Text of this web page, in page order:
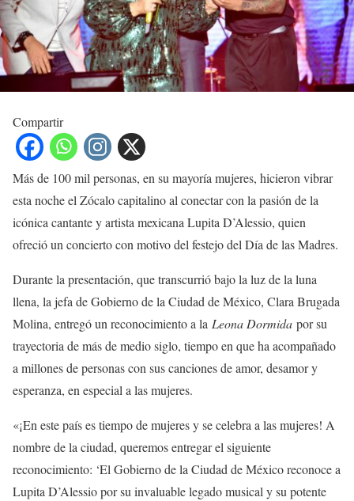
Compartir
Más de 100 mil personas, en su mayoría mujeres, hicieron vibrar
esta noche el Zócalo capitalino al conectar con la pasión de la
icónica cantante y artista mexicana Lupita D’Alessio, quien
ofreció un concierto con motivo del festejo del Día de las Madres.
Durante la presentación, que transcurrió bajo la luz de la luna
llena, la jefa de Gobierno de la Ciudad de México, Clara Brugada
Molina, entregó un reconocimiento a la Leona Dormida por su
trayectoria de más de medio siglo, tiempo en que ha acompañado
a millones de personas con sus canciones de amor, desamor y
esperanza, en especial a las mujeres.
«¡En este país es tiempo de mujeres y se celebra a las mujeres! A
nombre de la ciudad, queremos entregar el siguiente
reconocimiento: ‘El Gobierno de la Ciudad de México reconoce a
Lupita D’Alessio por su invaluable legado musical y su potente